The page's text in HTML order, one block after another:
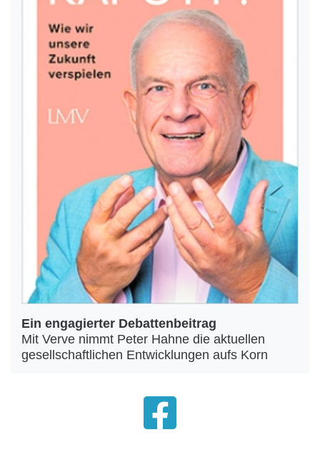
Ein engagierter Debattenbeitrag
Mit Verve nimmt Peter Hahne die aktuellen
gesellschaftlichen Entwicklungen aufs Korn